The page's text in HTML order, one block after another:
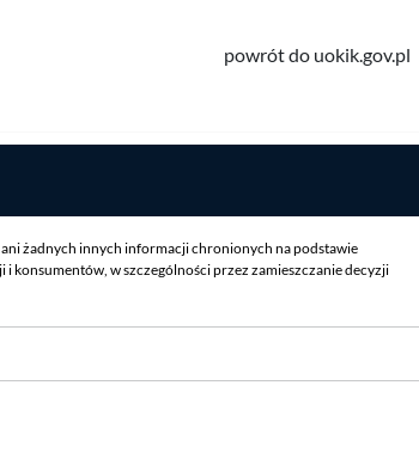
powrót do uokik.gov.pl
żadnych innych informacji chronionych na podstawie
konsumentów, w szczególności przez zamieszczanie decyzji